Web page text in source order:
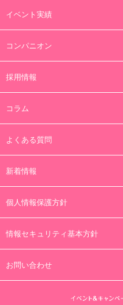
イベント実績
コンパニオン
採用情報
コラム
よくある質問
新着情報
個人情報保護方針
情報セキュリティ基本方針
お問い合わせ